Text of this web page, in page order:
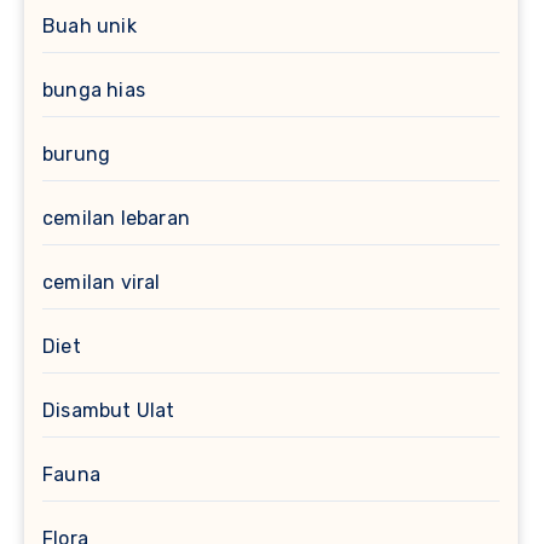
Buah unik
bunga hias
burung
cemilan lebaran
cemilan viral
Diet
Disambut Ulat
Fauna
Flora